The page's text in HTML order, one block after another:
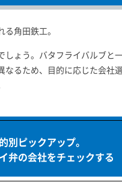
角田鉄工。
ょう。バタフライバルブと
るため、目的に応じた会社
別ピックアップ。
弁の会社をチェックする